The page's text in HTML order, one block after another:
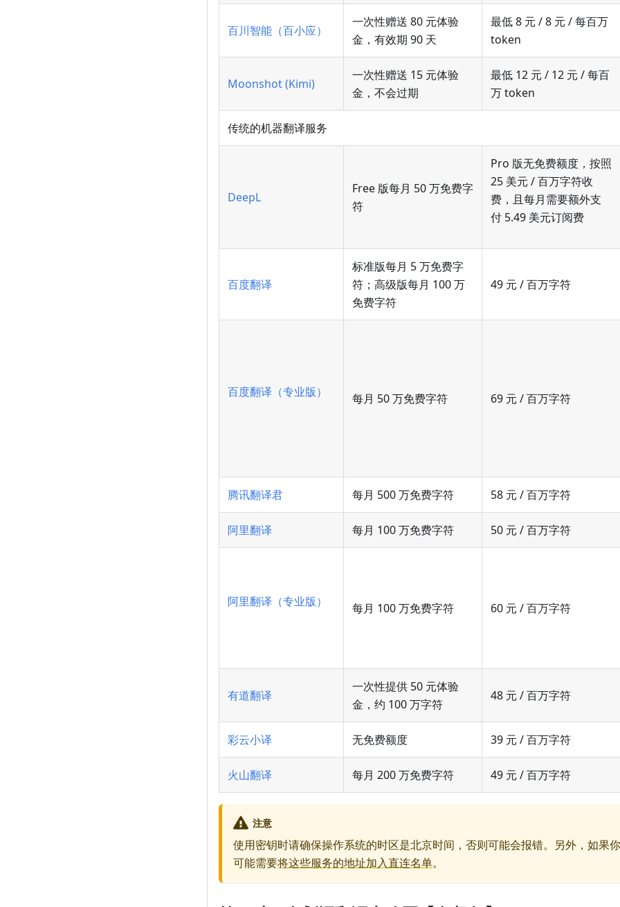
百川智能（百小应）
一次性赠送 80 元体验
金，有效期 90 天
最低 8 元 / 8 元 / 每百万
token
Moonshot (Kimi)
一次性赠送 15 元体验
金，不会过期
最低 12 元 / 12 元 / 每百
万 token
传统的机器翻译服务
DeepL
Free 版每月 50 万免费字
符
Pro 版无免费额度，按照
25 美元 / 百万字符收
费，且每月需要额外支
付 5.49 美元订阅费
百度翻译
标准版每月 5 万免费字
符；高级版每月 100 万
免费字符
49 元 / 百万字符
百度翻译（专业版） 每月 50 万免费字符 69 元 / 百万字符
腾讯翻译君 每月 500 万免费字符 58 元 / 百万字符
阿里翻译 每月 100 万免费字符 50 元 / 百万字符
阿里翻译（专业版） 每月 100 万免费字符 60 元 / 百万字符
有道翻译
一次性提供 50 元体验
金，约 100 万字符
48 元 / 百万字符
彩云小译 无免费额度 39 元 / 百万字符
火山翻译 每月 200 万免费字符 49 元 / 百万字符
注意
使用密钥时请确保操作系统的时区是北京时间，否则可能会报错。另外，如果
可能需要将这些服务的地址加入直连名单。